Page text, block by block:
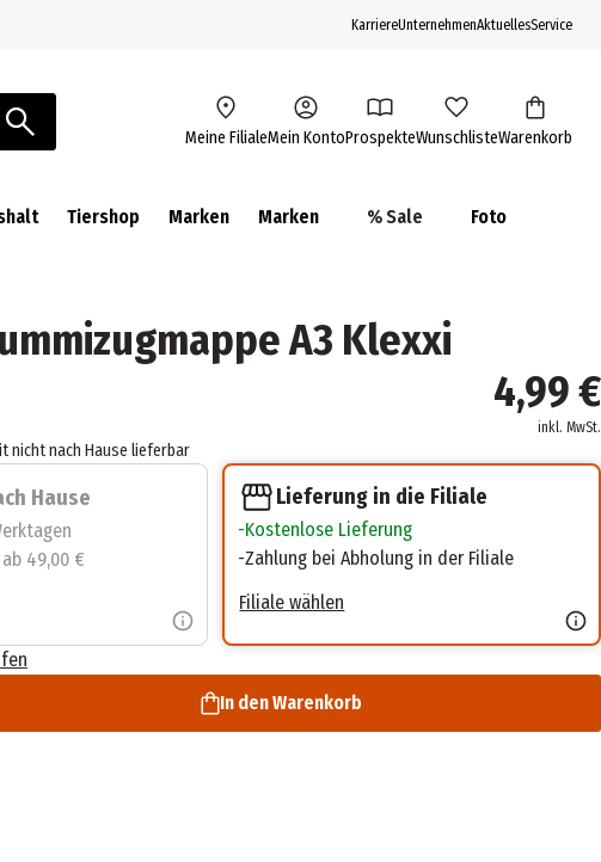
KarriereUnternehmenAktuellesService
Meine FilialeMein KontoProspekteWunschlisteWarenkorb
Tiershop Marken Marken % Sale Foto
A3 Klexxi
4,99 €
inkl. MwSt.
nicht nach Hause lieferbar
Hause
49,00 €
Lieferung in die Filiale
Kostenlose Lieferung
Zahlung bei Abholung in der Filiale
Filiale wählen
In den Warenkorb